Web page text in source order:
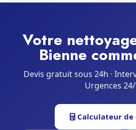
Votre
Bienne
Devis gratuit sous 24h ·
Urgences
Calculateur de